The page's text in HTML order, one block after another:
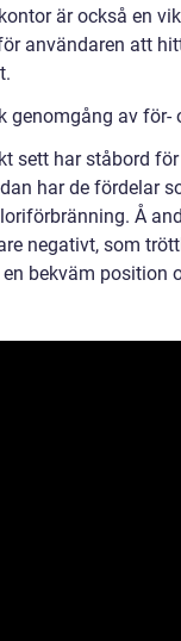
är också en
användaren att
genomgång av för-
sett har ståbord
har de fördelar
Å
negativt, som
bekväm position